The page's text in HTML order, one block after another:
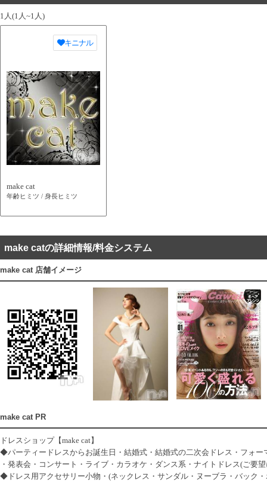
1人(1人~1人)
キニナル
make cat
年齢ヒミツ / 身長ヒミツ
make catの詳細情報/料金システム
make cat 店舗イメージ
make cat PR
ドレスショップ【make cat】
◆パーティードレスからお誕生日・結婚式・結婚式の二次会ドレス・フォー
・発表会・コンサート・ライブ・カラオケ・ダンス系・ナイトドレス(ご要
◆ドレス用アクセサリー小物・(ネックレス・サンダル・ヌーブラ・バック